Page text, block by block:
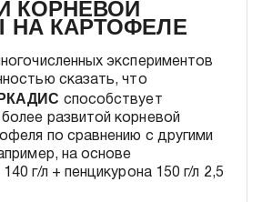
КОРНЕВОЙ
НА КАРТОФЕЛЕ
экспериментов
сказать, что
способствует
развитой корневой
по сравнению с другими
на основе
г/л + пенцикурона 150 г/л 2,5